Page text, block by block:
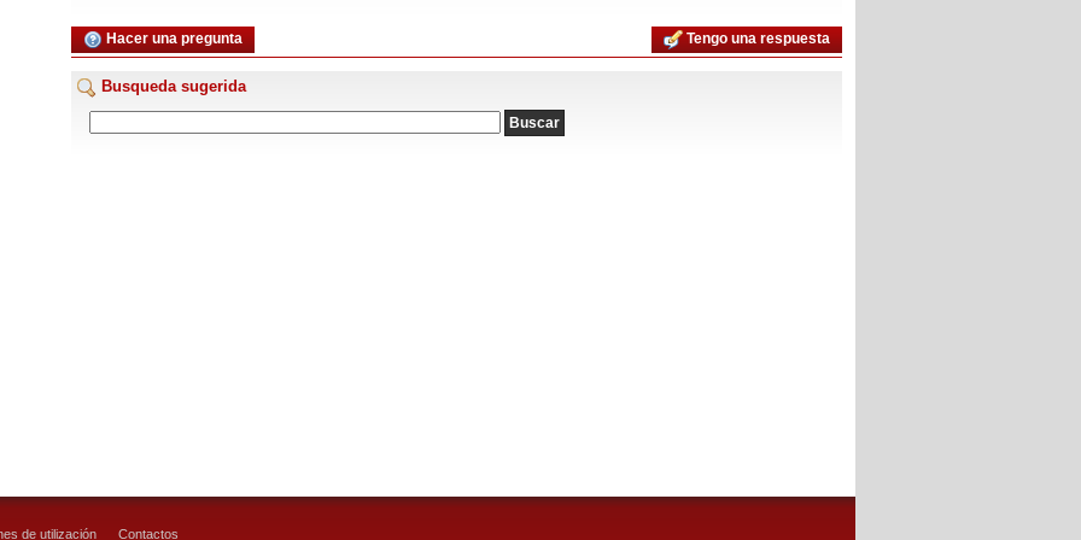
Hacer una pregunta Tengo una respuesta
Busqueda sugerida
de utilización Contactos